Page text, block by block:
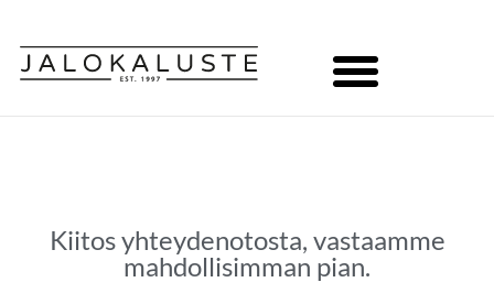
Kiitos yhteydenotosta, vastaamme
mahdollisimman pian.